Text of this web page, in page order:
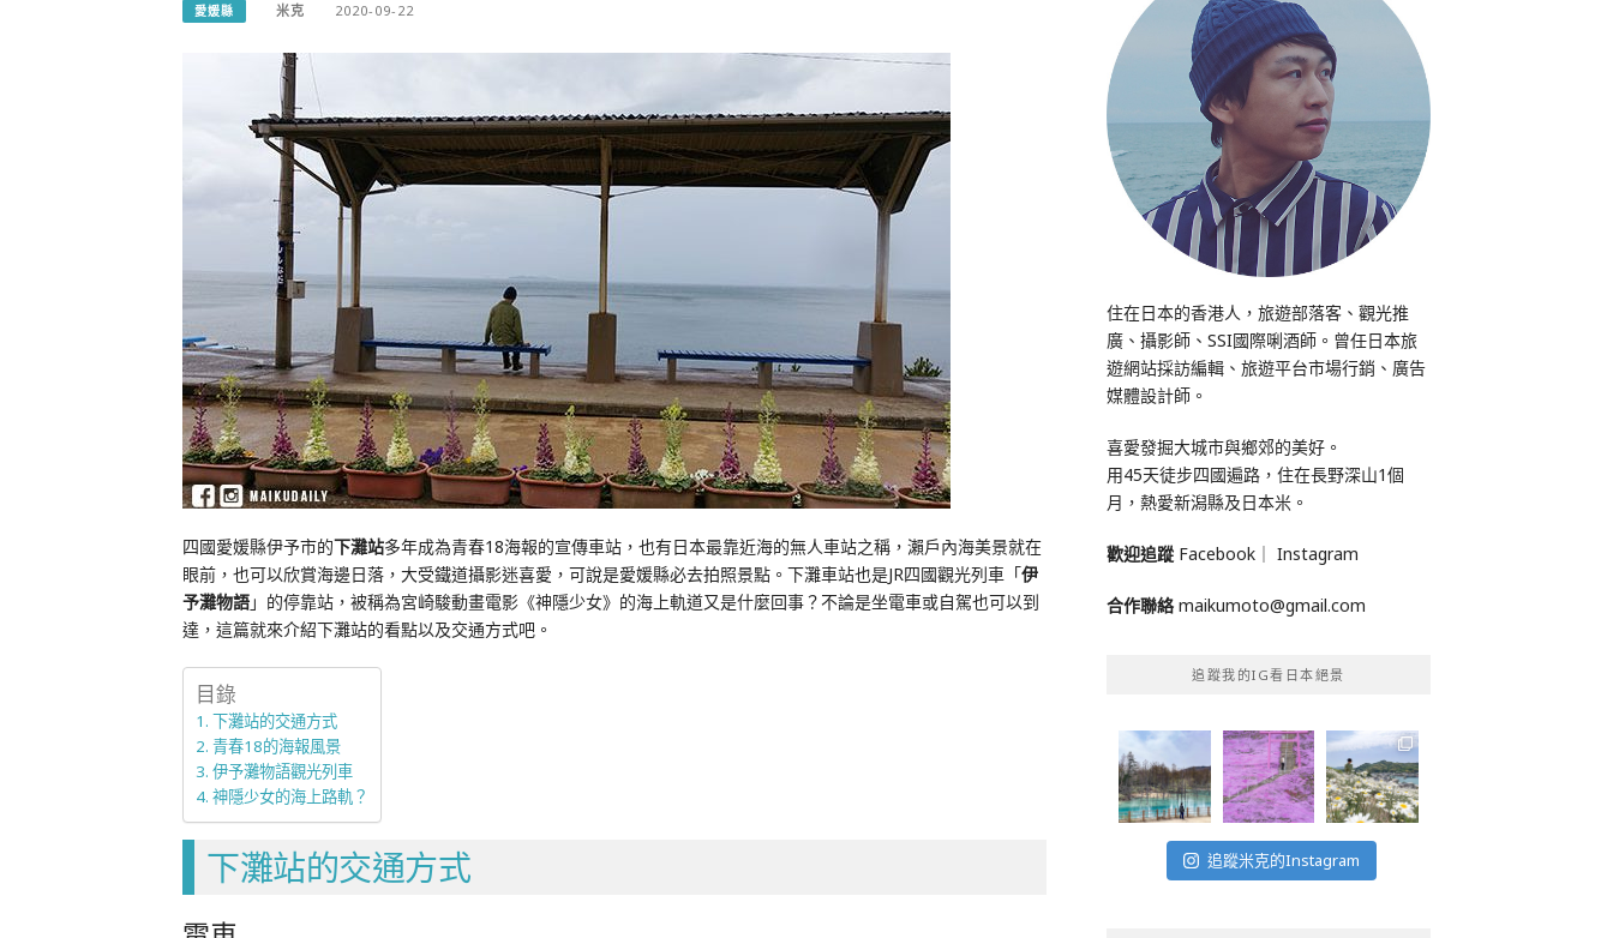
愛媛縣 米克 2020-09-22
四國愛媛縣伊予市的下灘站多年成為青春18海報的宣傳車站，也有日本最靠近海的無人車站之稱，瀨戶內海美景就在
眼前，也可以欣賞海邊日落，大受鐵道攝影迷喜愛，可說是愛媛縣必去拍照景點。下灘車站也是JR四國觀光列車「伊
予灘物語」的停靠站，被稱為宮崎駿動畫電影《神隱少女》的海上軌道又是什麼回事？不論是坐電車或自駕也可以到
達，這篇就來介紹下灘站的看點以及交通方式吧。
目錄
下灘站的交通方式
青春18的海報風景
伊予灘物語觀光列車
神隱少女的海上路軌？
下灘站的交通方式
住在日本的香港人，旅遊部落客、觀光推
廣、攝影師、SSI國際唎酒師。曾任日本旅
遊網站採訪編輯、旅遊平台市場行銷、廣告
媒體設計師。
喜愛發掘大城市與鄉郊的美好。
用45天徒步四國遍路，住在長野深山1個
月，熱愛新潟縣及日本米。
歡迎追蹤 Facebook ｜ Instagram
合作聯絡 maikumoto@gmail.com
追蹤我的IG看日本絕景
追蹤米克的Instagram